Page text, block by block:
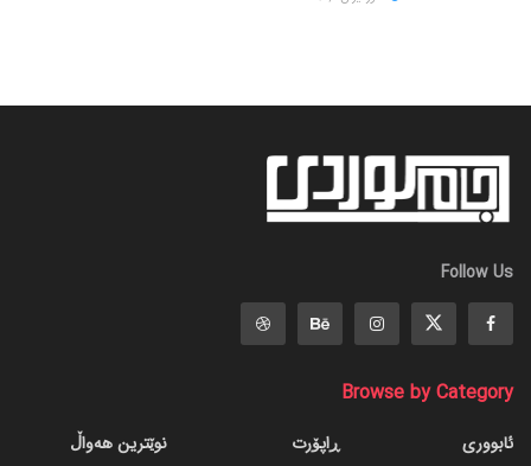
Follow Us
Browse by Category
ئابووری
ڕاپۆرت
نوێترین هەواڵ